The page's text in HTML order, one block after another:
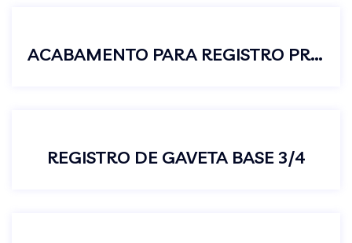
ACABAMENTO PARA REGISTRO PRESSÃO GAVETA PADRÃO DECA C50 3/4
REGISTRO DE GAVETA BASE 3/4